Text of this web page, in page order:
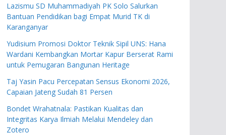
Lazismu SD Muhammadiyah PK Solo Salurkan
Bantuan Pendidikan bagi Empat Murid TK di
Karanganyar
Yudisium Promosi Doktor Teknik Sipil UNS: Hana
Wardani Kembangkan Mortar Kapur Berserat Rami
untuk Pemugaran Bangunan Heritage
Taj Yasin Pacu Percepatan Sensus Ekonomi 2026,
Capaian Jateng Sudah 81 Persen
Bondet Wrahatnala: Pastikan Kualitas dan
Integritas Karya Ilmiah Melalui Mendeley dan
Zotero